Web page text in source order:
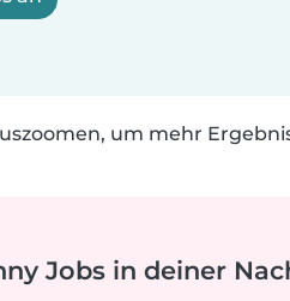
um mehr
Jobs in deiner